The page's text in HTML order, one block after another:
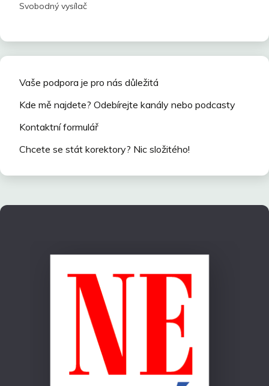
Svobodný vysílač
Vaše podpora je pro nás důležitá
Kde mě najdete? Odebírejte kanály nebo podcasty
Kontaktní formulář
Chcete se stát korektory? Nic složitého!